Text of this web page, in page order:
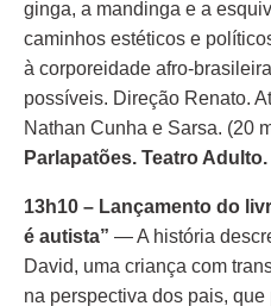
ginga, a mandinga e a
caminhos estéticos e
à corporeidade afro-
possíveis. Direção Renato.
Nathan Cunha e Sarsa. (20
Parlapatões. Teatro
13h10 – Lançamento do
é autista” — A história
David, uma criança com
na perspectiva dos pais,